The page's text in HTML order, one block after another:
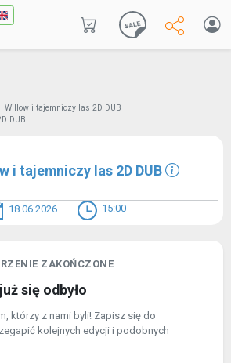
Willow i tajemniczy las 2D DUB
DUB
i tajemniczy las 2D DUB
18.06.2026 15:00
ZAKOŃCZONE
się odbyło
którzy z nami byli! Zapisz się do
kolejnych edycji i podobnych